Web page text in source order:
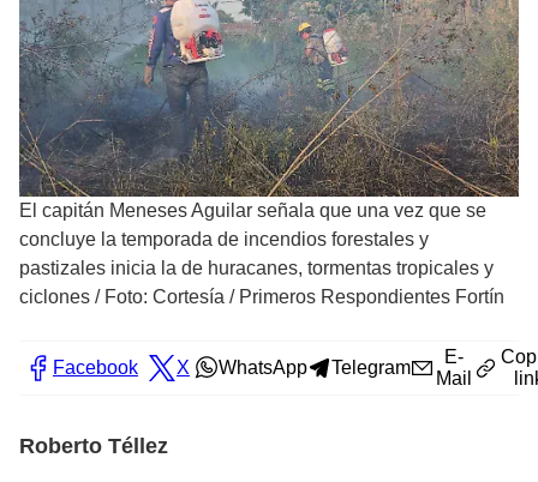
El capitán Meneses Aguilar señala que una vez que se
concluye la temporada de incendios forestales y
pastizales inicia la de huracanes, tormentas tropicales y
ciclones / Foto: Cortesía / Primeros Respondientes Fortín
Facebook X WhatsApp Telegram
E-
Mail
Roberto Téllez